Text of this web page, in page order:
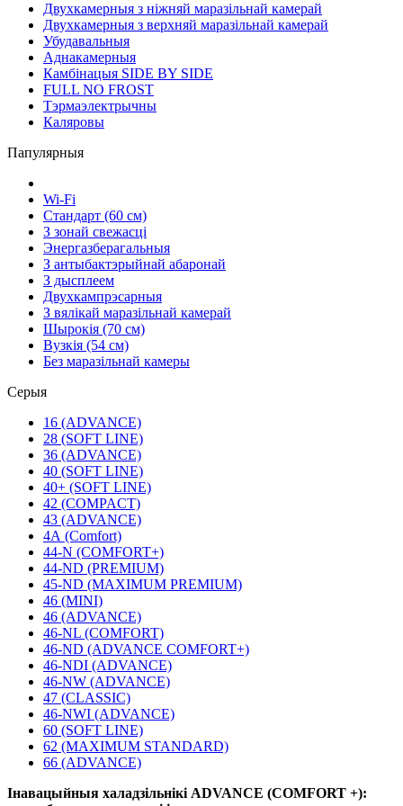
Двухкамерныя з ніжняй маразільнай камерай
Двухкамерныя з верхняй маразільнай камерай
Убудавальныя
Аднакамерныя
Камбінацыя SIDE BY SIDE
FULL NO FROST
Тэрмаэлектрычны
Каляровы
Папулярныя
Wi-Fi
Стандарт (60 см)
З зонай свежасці
Энергазберагальныя
З антыбактэрыйнай абаронай
З дысплеем
Двухкампрэсарныя
З вялікай маразільнай камерай
Шырокія (70 см)
Вузкія (54 см)
Без маразільнай камеры
Серыя
16 (ADVANCE)
28 (SOFT LINE)
36 (ADVANCE)
40 (SOFT LINE)
40+ (SOFT LINE)
42 (COMPACT)
43 (ADVANCE)
4А (Comfort)
44-N (COMFORT+)
44-ND (PREMIUM)
45-ND (MAXIMUM PREMIUM)
46 (MINI)
46 (ADVANCE)
46-NL (COMFORT)
46-ND (ADVANCE COMFORT+)
46-NDI (ADVANCE)
46-NW (ADVANCE)
47 (CLASSIC)
46-NWI (ADVANCE)
60 (SOFT LINE)
62 (MAXIMUM STANDARD)
66 (ADVANCE)
Інавацыйныя халадзільнікі ADVANCE (COMFORT +):